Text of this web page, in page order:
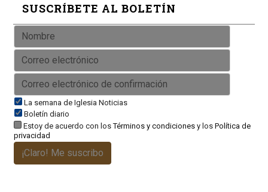
SUSCRÍBETE AL BOLETÍN
La semana de Iglesia Noticias
Boletín diario
Estoy de acuerdo con losTérminos y condicionesy los Política de
privacidad
¡Claro! Me suscribo